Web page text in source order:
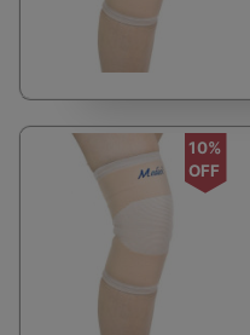
10%
OFF